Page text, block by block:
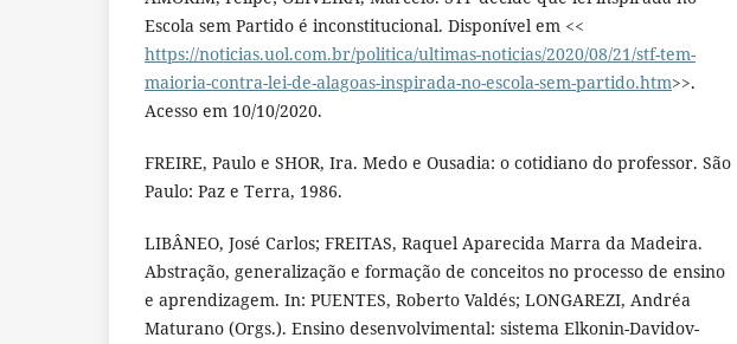
Escola sem Partido é inconstitucional. Disponível em <<
https://noticias.uol.com.br/politica/ultimas-noticias/2020/08/21/stf-tem-
maioria-contra-lei-de-alagoas-inspirada-no-escola-sem-partido.htm>>.
Acesso em 10/10/2020.
FREIRE, Paulo e SHOR, Ira. Medo e Ousadia: o cotidiano do professor. São
Paulo: Paz e Terra, 1986.
LIBÂNEO, José Carlos; FREITAS, Raquel Aparecida Marra da Madeira.
Abstração, generalização e formação de conceitos no processo de ensino
e aprendizagem. In: PUENTES, Roberto Valdés; LONGAREZI, Andréa
Maturano (Orgs.). Ensino desenvolvimental: sistema Elkonin-Davidov-